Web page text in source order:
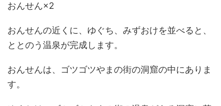
おんせん×2
おんせんの近くに、ゆぐち、みずおけを並べると、
ととのう温泉が完成します。
おんせんは、ゴツゴツやまの街の洞窟の中にありま
す。